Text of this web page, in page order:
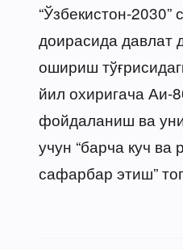
“Ўзбекистон-2030”
доирасида давлат
ошириш
йил охиригача Аи-
фойдаланиш ва
учун “барча куч ва
сафарбар этиш”